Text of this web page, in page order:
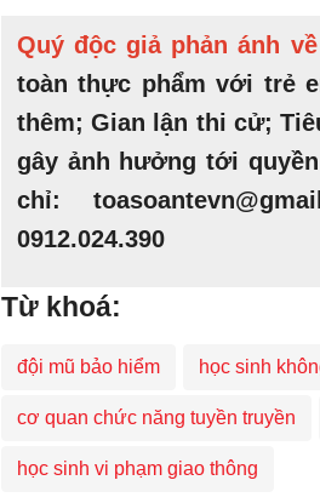
Quý độc giả phản ánh
toàn thực phẩm với trẻ
thêm; Gian lận thi cử;
gây ảnh hưởng tới
chỉ:
0912.024.390
Từ khoá:
đội mũ bảo hiểm học sinh
cơ quan chức năng tuyền truyền
học sinh vi phạm giao thông